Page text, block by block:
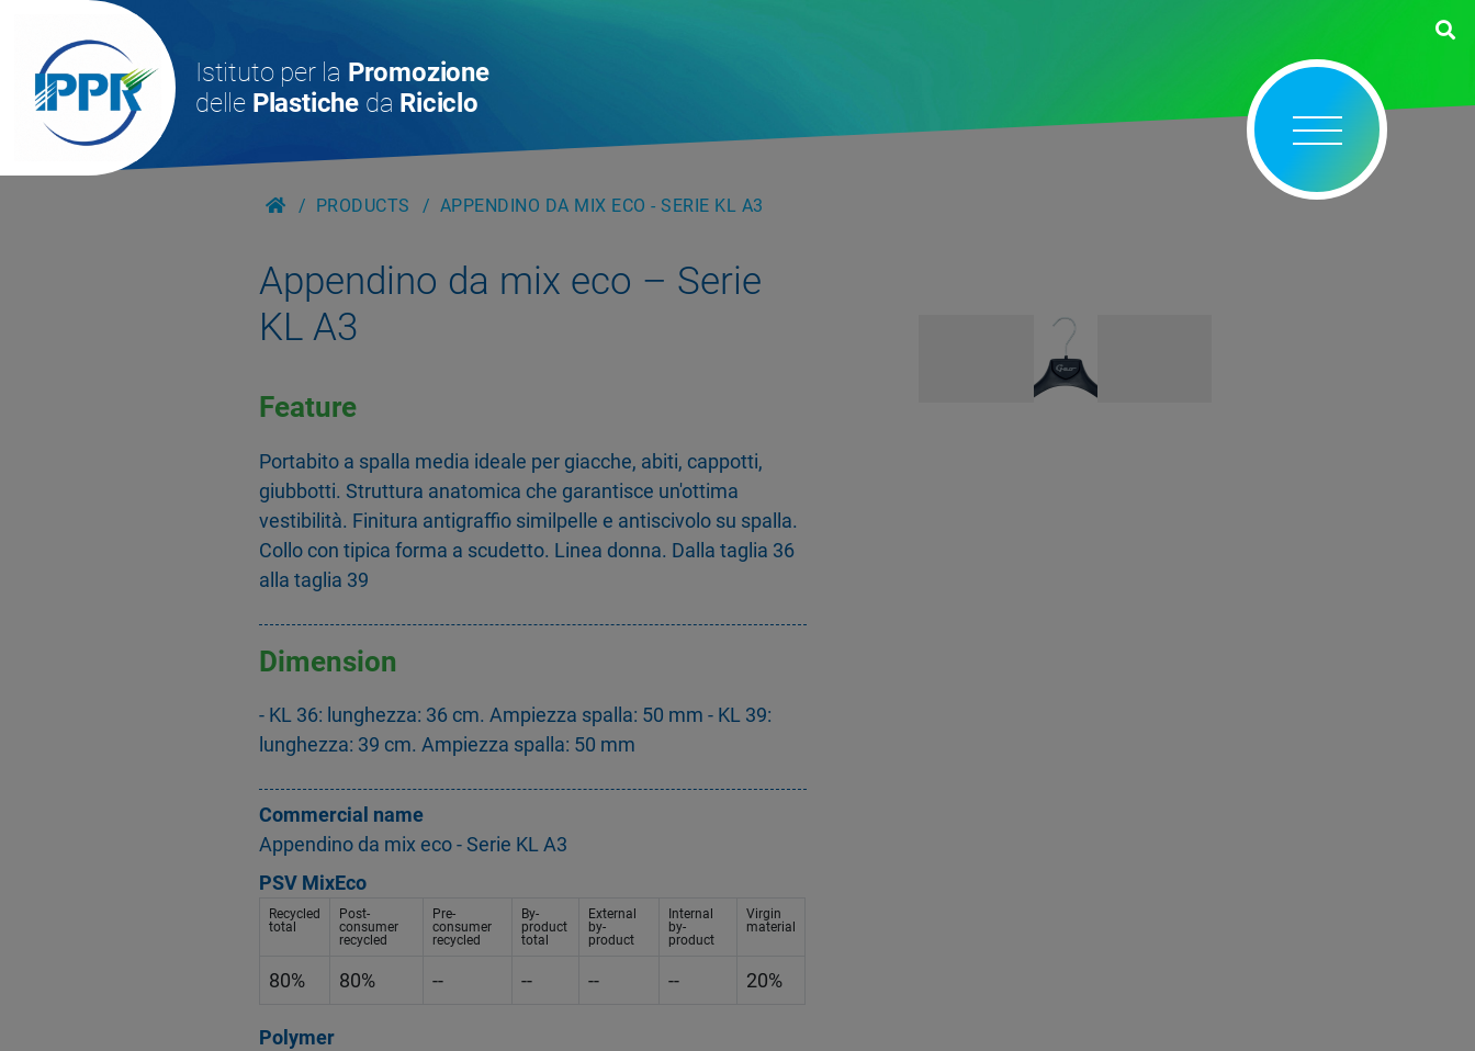
Istituto per la Promozione
delle Plastiche da Riciclo
PRODUCTS APPENDINO DA MIX ECO - SERIE KL A3
Appendino da mix eco – Serie
KL A3
Feature
Portabito a spalla media ideale per giacche, abiti, cappotti,
giubbotti. Struttura anatomica che garantisce un'ottima
vestibilità. Finitura antigraffio similpelle e antiscivolo su spalla.
Collo con tipica forma a scudetto. Linea donna. Dalla taglia 36
alla taglia 39
Dimension
- KL 36: lunghezza: 36 cm. Ampiezza spalla: 50 mm - KL 39:
lunghezza: 39 cm. Ampiezza spalla: 50 mm
Commercial name
Appendino da mix eco - Serie KL A3
PSV MixEco
Recycled
total
Post-
consumer
recycled
Pre-
consumer
recycled
By-
product
total
External
by-
product
Internal
by-
product
Virgin
material
80% 80% -- -- -- -- 20%
Polymer